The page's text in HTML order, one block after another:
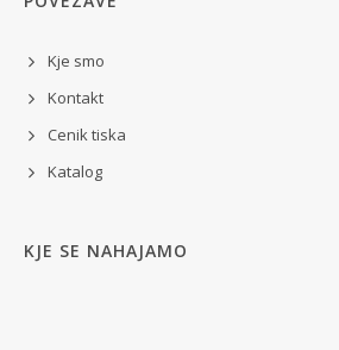
Kje smo
Kontakt
Cenik tiska
Katalog
KJE SE NAHAJAMO